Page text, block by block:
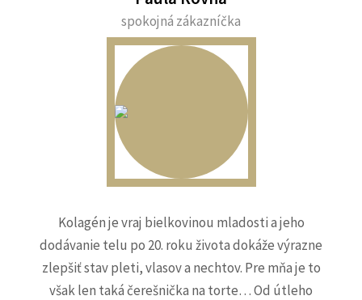
spokojná zákazníčka
Kolagén je vraj bielkovinou mladosti a jeho
dodávanie telu po 20. roku života dokáže výrazne
zlepšiť stav pleti, vlasov a nechtov. Pre mňa je to
však len taká čerešnička na torte… Od útleho